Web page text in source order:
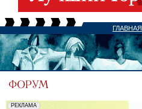
ГЛАВНАЯ